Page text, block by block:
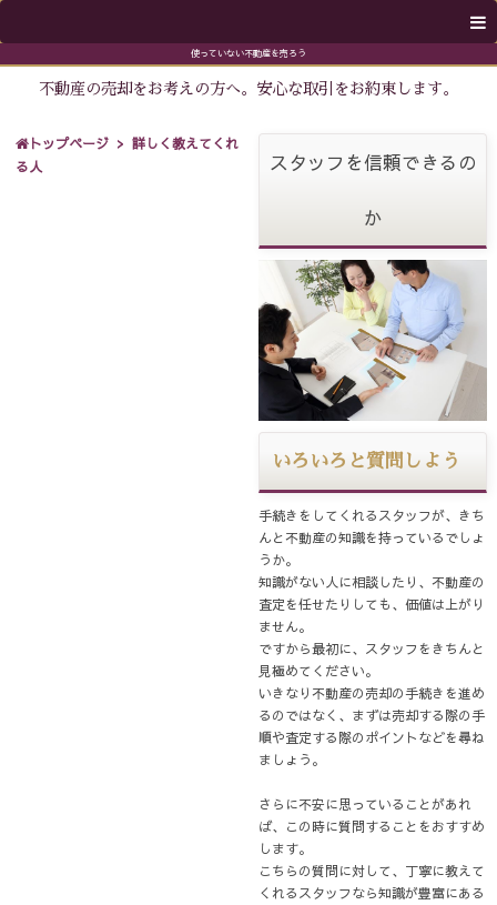
使っていない不動産を売ろう
不動産の売却をお考えの方へ。安心な取引をお約束します。
トップページ
詳しく教えてくれ
る人
スタッフを信頼できるの
か
いろいろと質問しよう
手続きをしてくれるスタッフが、きち
んと不動産の知識を持っているでしょ
うか。
知識がない人に相談したり、不動産の
査定を任せたりしても、価値は上がり
ません。
ですから最初に、スタッフをきちんと
見極めてください。
いきなり不動産の売却の手続きを進め
るのではなく、まずは売却する際の手
順や査定する際のポイントなどを尋ね
ましょう。
さらに不安に思っていることがあれ
ば、この時に質問することをおすすめ
します。
こちらの質問に対して、丁寧に教えて
くれるスタッフなら知識が豊富にある